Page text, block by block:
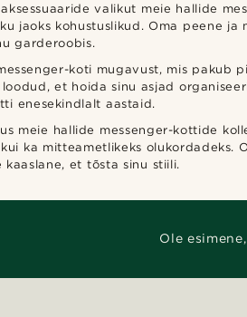
valikut meie hallide
jaoks kohustuslikud. Oma peene
garderoobis.
koti mugavust, mis pakub
et hoida sinu asjad
enesekindlalt aastaid.
meie hallide messenger-kottide
ka mitteametlikeks olukordadeks.
kaaslane, et tõsta sinu stiili.
Ole